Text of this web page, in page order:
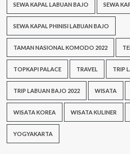
SEWA KAPAL LABUAN BAJO SEWA
SEWA KAPAL PHINISI LABUAN BAJO
TAMAN NASIONAL KOMODO 2022
TOPKAPI PALACE TRAVEL TRIP
TRIP LABUAN BAJO 2022 WISATA
WISATA KOREA WISATA KULINER
YOGYAKARTA